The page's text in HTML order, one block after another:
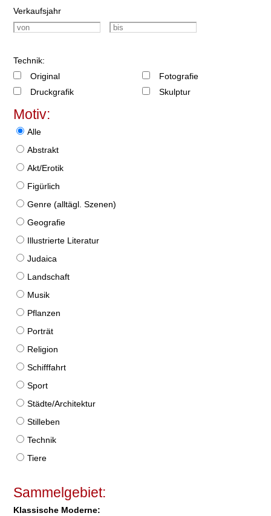
Verkaufsjahr
Technik:
Original
Druckgrafik
Fotografie
Skulptur
Motiv:
Alle
Abstrakt
Akt/Erotik
Figürlich
Genre (alltägl. Szenen)
Geografie
Illustrierte Literatur
Judaica
Landschaft
Musik
Pflanzen
Porträt
Religion
Schifffahrt
Sport
Städte/Architektur
Stilleben
Technik
Tiere
Sammelgebiet:
Klassische Moderne: